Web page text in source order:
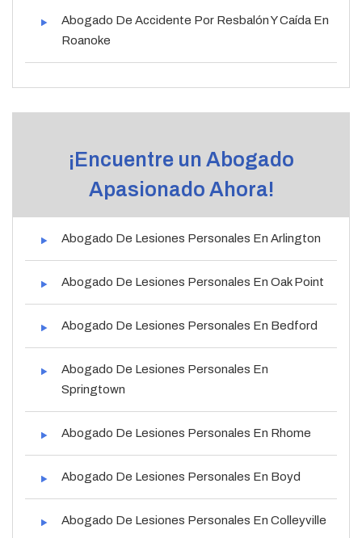
Abogado De Accidente Por Resbalón Y Caída En
Roanoke
¡Encuentre un Abogado
Apasionado Ahora!
Abogado De Lesiones Personales En Arlington
Abogado De Lesiones Personales En Oak Point
Abogado De Lesiones Personales En Bedford
Abogado De Lesiones Personales En
Springtown
Abogado De Lesiones Personales En Rhome
Abogado De Lesiones Personales En Boyd
Abogado De Lesiones Personales En Colleyville